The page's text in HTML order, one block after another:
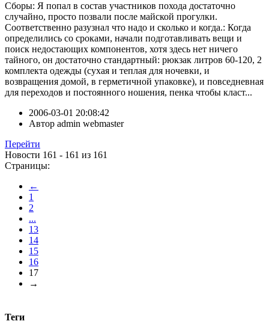
Сборы: Я попал в состав участников похода достаточно
случайно, просто позвали после майской прогулки.
Соответственно разузнал что надо и сколько и когда.: Когда
определились со сроками, начали подготавливать вещи и
поиск недостающих компонентов, хотя здесь нет ничего
тайного, он достаточно стандартный: рюкзак литров 60-120, 2
комплекта одежды (сухая и теплая для ночевки, и
возвращения домой, в герметичной упаковке), и повседневная
для переходов и постоянного ношения, пенка чтобы класт...
2006-03-01 20:08:42
Автор admin webmaster
Перейти
Новости 161 - 161 из 161
Страницы:
←
1
2
...
13
14
15
16
17
→
Теги